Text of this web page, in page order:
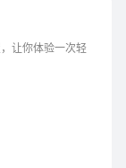
让你体验一次轻